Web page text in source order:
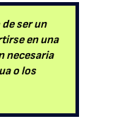
ser un
en una
necesaria
o los